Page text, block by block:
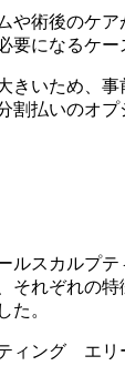
や術後のケ
要になるケー
きいため、
割払いのオ
ルスカルプ
それぞれの
た。